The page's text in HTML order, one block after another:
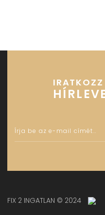
IRATKOZZ
FIX 2 INGATLAN © 2024